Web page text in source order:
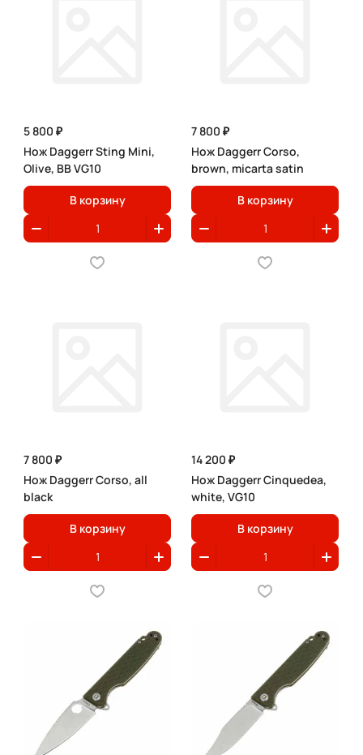
5 800 ₽
Нож Daggerr Sting Mini,
Olive, BB VG10
В корзину
7 800 ₽
Нож Daggerr Corso,
brown, micarta satin
В корзину
7 800 ₽
Нож Daggerr Corso, all
black
В корзину
14 200 ₽
Нож Daggerr Cinquedea,
white, VG10
В корзину